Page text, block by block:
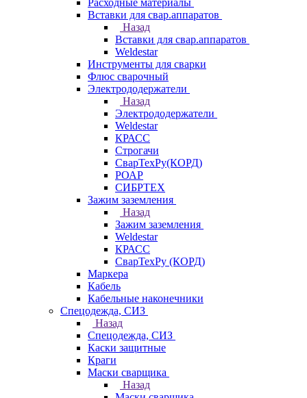
Расходные материалы
Вставки для свар.аппаратов
Назад
Вставки для свар.аппаратов
Weldestar
Инструменты для сварки
Флюс сварочный
Электрододержатели
Назад
Электрододержатели
Weldestar
КРАСС
Строгачи
СварТехРу(КОРД)
РОАР
СИБРТЕХ
Зажим заземления
Назад
Зажим заземления
Weldestar
КРАСС
СварТехРу (КОРД)
Маркера
Кабель
Кабельные наконечники
Спецодежда, СИЗ
Назад
Спецодежда, СИЗ
Каски защитные
Краги
Маски сварщика
Назад